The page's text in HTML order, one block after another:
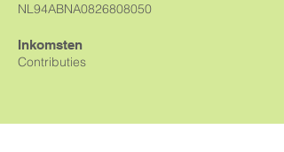
NL94ABNA0826808050
Inkomsten
Contributies